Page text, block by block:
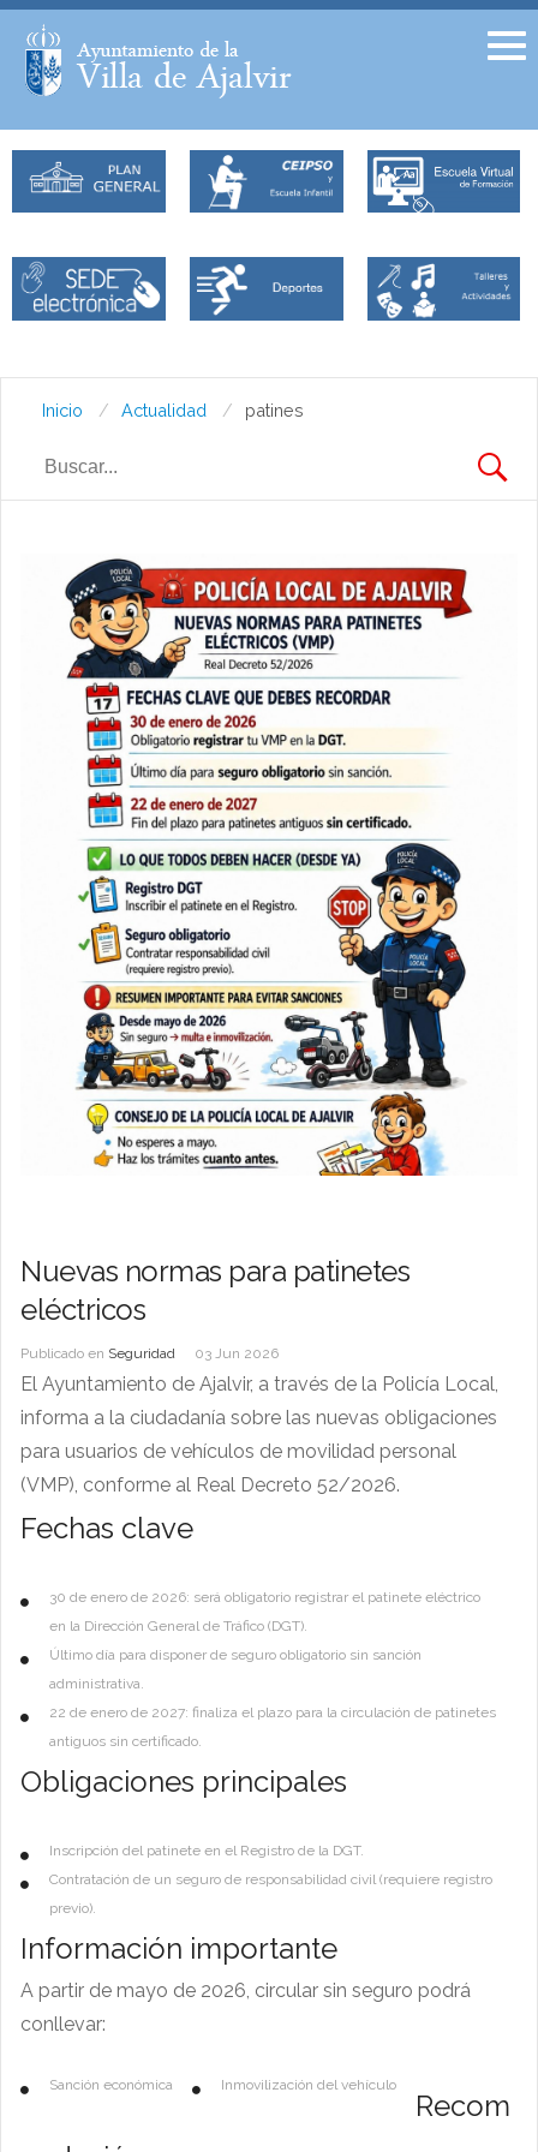
Facebook
Inicio Actualidad patines
Nuevas normas para patinetes
eléctricos
Publicado en Seguridad 03 Jun 2026
El Ayuntamiento de Ajalvir, a través de la Policía Local,
informa a la ciudadanía sobre las nuevas obligaciones
para usuarios de vehículos de movilidad personal
(VMP), conforme al Real Decreto 52/2026.
Fechas clave
30 de enero de 2026: será obligatorio registrar el patinete eléctrico
en la Dirección General de Tráfico (DGT).
Último día para disponer de seguro obligatorio sin sanción
administrativa.
22 de enero de 2027: finaliza el plazo para la circulación de patinetes
antiguos sin certificado.
Obligaciones principales
Inscripción del patinete en el Registro de la DGT.
Contratación de un seguro de responsabilidad civil (requiere registro
previo).
Información importante
A partir de mayo de 2026, circular sin seguro podrá
conllevar:
Sanción económica Inmovilización del vehículo
Recom